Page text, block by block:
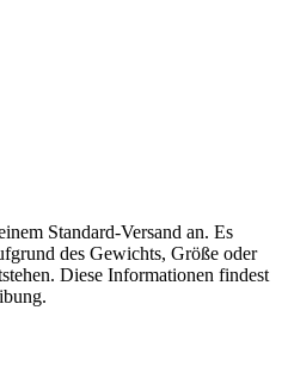
Standard-Versand an. Es
des Gewichts, Größe oder
Diese Informationen findest